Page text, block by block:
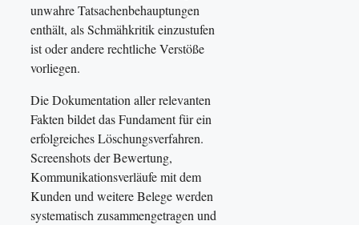
unwahre Tatsachenbehauptungen
enthält, als Schmähkritik einzustufen
ist oder andere rechtliche Verstöße
vorliegen.
Die Dokumentation aller relevanten
Fakten bildet das Fundament für ein
erfolgreiches Löschungsverfahren.
Screenshots der Bewertung,
Kommunikationsverläufe mit dem
Kunden und weitere Belege werden
systematisch zusammengetragen und